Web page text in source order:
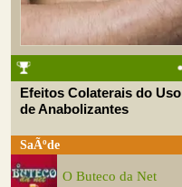
Efeitos Colaterais do Uso
de Anabolizantes
SaÃºde
O Buteco da Net